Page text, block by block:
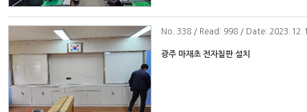
No . 338 / Read: 998 / Date:
광주 마재초 전자칠판 설치